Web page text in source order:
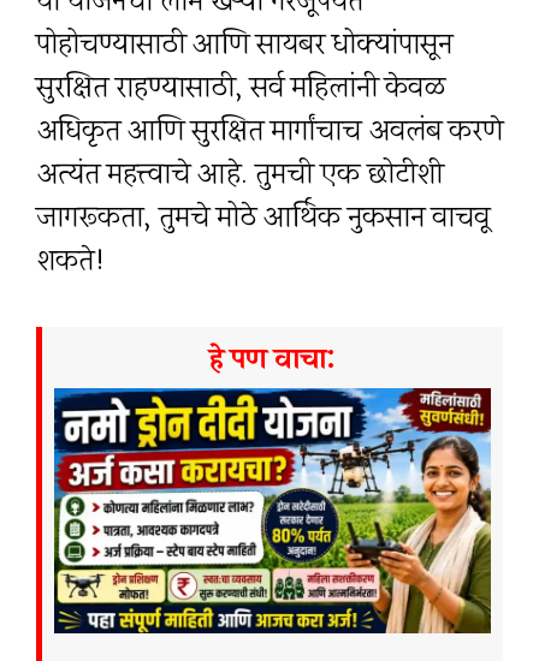
पोहोचण्यासाठी आणि सायबर धोक्यांपासून
सुरक्षित राहण्यासाठी, सर्व महिलांनी केवळ
अधिकृत आणि सुरक्षित मार्गांचाच अवलंब करणे
अत्यंत महत्त्वाचे आहे. तुमची एक छोटीशी
जागरूकता, तुमचे मोठे आर्थिक नुकसान वाचवू
शकते!
हे पण वाचा: